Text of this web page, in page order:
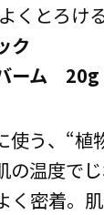
くとろけ
ク
ーム
使う、“植
の温度で
く密着。